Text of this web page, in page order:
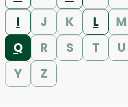
I
J K L M
Q
R S T U
Y
Z